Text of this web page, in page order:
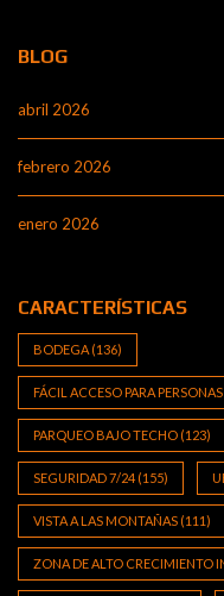
BLOG
abril 2026
febrero 2026
enero 2026
CARACTERÍSTICAS
BODEGA (136)
FÁCIL ACCESO PARA
PARQUEO BAJO TECHO (123)
SEGURIDAD 7/24 (155)
VISTA A LAS MONTAÑAS (111)
ZONA DE ALTO CRECIMIENTO